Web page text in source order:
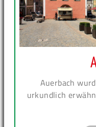
Auerbach
urkundlich